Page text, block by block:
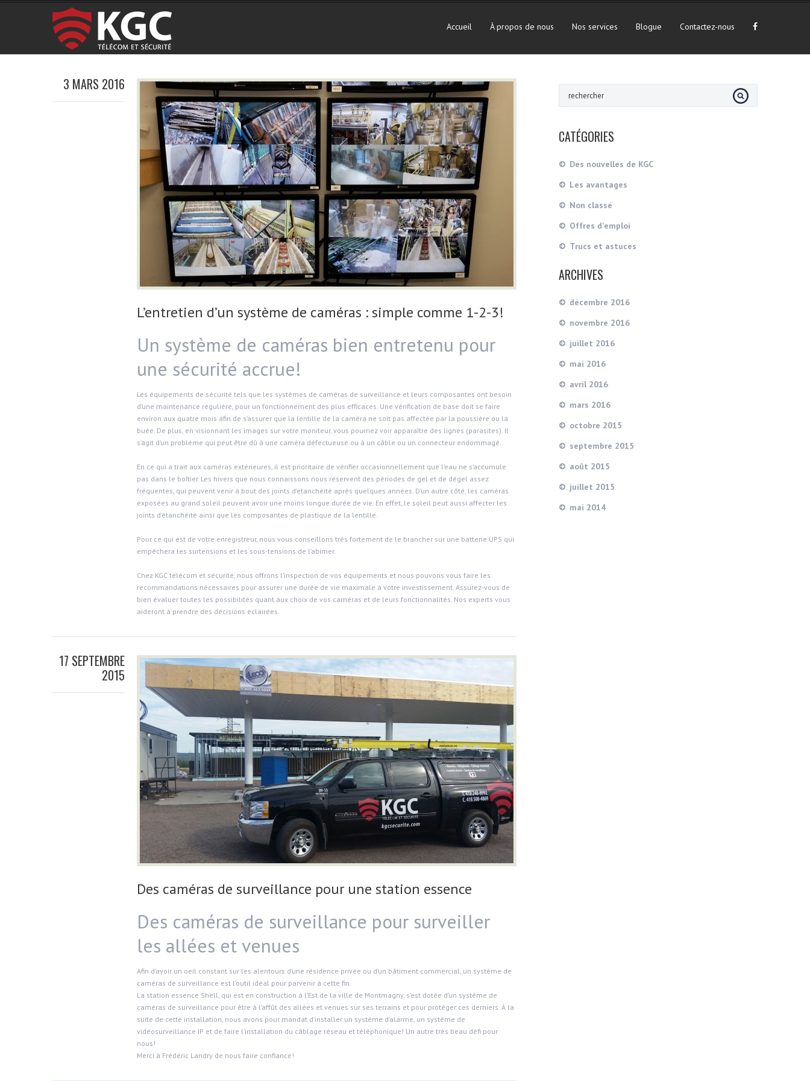
Accueil À propos de nous Nos services Blogue Contactez-nous
3 MARS 2016
L’entretien d’un système de caméras : simple comme 1-2-3!
Un système de caméras bien entretenu pour
une sécurité accrue!
Les équipements de sécurité tels que les systèmes de caméras de surveillance et leurs composantes ont besoin
d’une maintenance régulière, pour un fonctionnement des plus efficaces. Une vérification de base doit se faire
environ aux quatre mois afin de s’assurer que la lentille de la caméra ne soit pas affectée par la poussière ou la
buée. De plus, en visionnant les images sur votre moniteur, vous pourriez voir apparaître des lignes (parasites). Il
s’agit d’un problème qui peut être dû à une caméra défectueuse ou à un câble ou un connecteur endommagé.
En ce qui a trait aux caméras extérieures, il est prioritaire de vérifier occasionnellement que l’eau ne s’accumule
pas dans le boîtier. Les hivers que nous connaissons nous réservent des périodes de gel et de dégel assez
fréquentes, qui peuvent venir à bout des joints d’étanchéité après quelques années. D’un autre côté, les caméras
exposées au grand soleil peuvent avoir une moins longue durée de vie. En effet, le soleil peut aussi affecter les
joints d’étanchéité ainsi que les composantes de plastique de la lentille.
Pour ce qui est de votre enregistreur, nous vous conseillons très fortement de le brancher sur une batterie UPS qui
empêchera les surtensions et les sous-tensions de l’abimer.
Chez KGC télécom et sécurité, nous offrons l’inspection de vos équipements et nous pouvons vous faire les
recommandations nécessaires pour assurer une durée de vie maximale à votre investissement. Assurez-vous de
bien évaluer toutes les possibilités quant aux choix de vos caméras et de leurs fonctionnalités. Nos experts vous
aideront à prendre des décisions éclairées.
17 SEPTEMBRE
2015
Des caméras de surveillance pour une station essence
Des caméras de surveillance pour surveiller
les allées et venues
Afin d’avoir un oeil constant sur les alentours d’une résidence privée ou d’un bâtiment commercial, un système de
caméras de surveillance est l’outil idéal pour parvenir à cette fin.
La station essence Shell, qui est en construction à l’Est de la ville de Montmagny, s’est dotée d’un système de
caméras de surveillance pour être à l’affût des allées et venues sur ses terrains et pour protéger ces derniers. À la
suite de cette installation, nous avons pour mandat d’installer un système d’alarme, un système de
vidéosurveillance IP et de faire l’installation du câblage réseau et téléphonique! Un autre très beau défi pour
nous!
Merci à Frédéric Landry de nous faire confiance!
CATÉGORIES
Des nouvelles de KGC
Les avantages
Non classé
Offres d'emploi
Trucs et astuces
ARCHIVES
décembre 2016
novembre 2016
juillet 2016
mai 2016
avril 2016
mars 2016
octobre 2015
septembre 2015
août 2015
juillet 2015
mai 2014